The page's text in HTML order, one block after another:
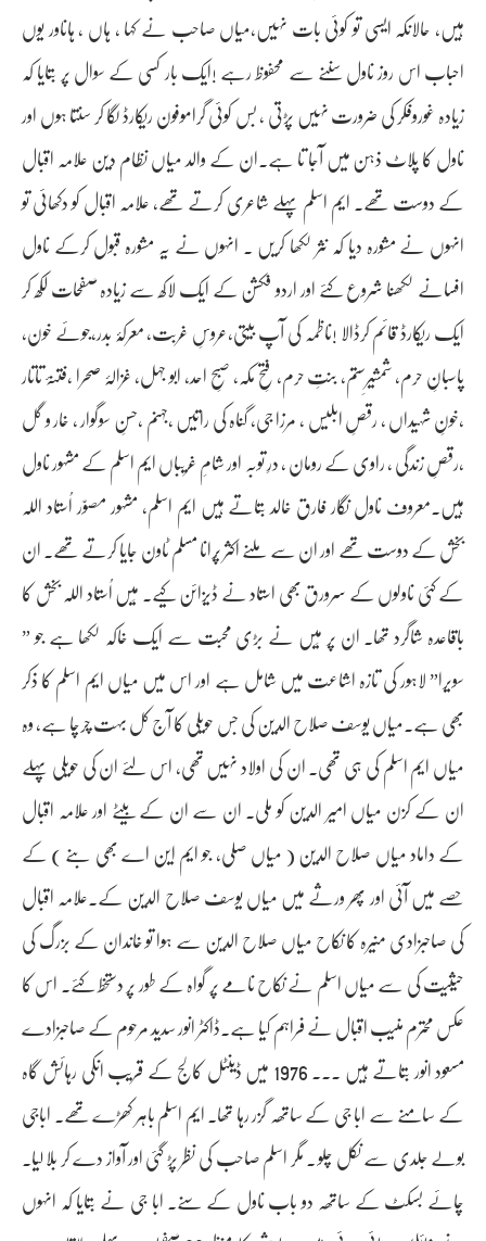
ہیں، حالانکہ ایسی تو کوئی بات نہیں،میاں صاحب نے کہا ، ہاں ، ہاںاور یوں
احباب اس روز ناول سننے سے محفوظ رہے !ایک بار کسی کے سوال پر بتایا کہ
زیادہ غوروفکر کی ضرورت نہیں پڑتی ، بس کوئی گراموفون ریکارڈ لگا کر سنتا ہوں اور
ناول کا پلاٹ ذہن میں آجا تا ہے۔ان کے والد میاں نظام دین علامہ اقبال
کے دوست تھے۔ ایم اسلم پہلے شاعری کرتے تھے، علامہ اقبال کو دکھائی تو
انہوں نے مشورہ دیا کہ نثر لکھا کریں ۔ انہوں نے یہ مشورہ قبول کرکے ناول
افسانے لکھنا شروع کئے اور اردو فکشن کے ایک لاکھ سے زیادہ صفحات لکھ کر
ایک ریکارڈ قائم کرڈالا !ناظمہ کی آپ بیتی،عروسِ غربت، معرکۂ بدر،جوئے خون،
پاسبانِ حرم، شمشیرِستم، بنتِ حرم، فتحِ مکہ، صبحِ احد، ابو جہل، غزالۂ صحرا ،فتنۂ تاتار
،خونِ شہیداں ، رقصِ ابلیس ، مرزا جی، گناہ کی راتیں ،جہنم ،حسنِ سوگوار ، خار و گل
،رقصِ زندگی ، راوی کے رومان ، درِ توبہ اور شامِ غریباں ایم اسلم کے مشہور ناول
ہیں۔معروف ناول نگار فارق خالد بتاتے ہیں ایم اسلم، مشہور مصوّر اُستاد اللہ
بخش کے دوست تھے اور ان سے ملنے اکثر پُرانا مسلم ٹاون جایا کرتے تھے۔ ان
کے کئی ناولوں کے سرورق بھی استاد نے ڈیزائن کیے۔ مَیں اُستاد اللہ بخش کا
باقاعدہ شاگرد تھا۔ ان پر مَیں نے بڑی محبت سے ایک خاکہ لکھا ہے جو ”
سویرا” لاہور کی تازہ اشاعت میں شامل ہے اور اس میں میاں ایم اسلم کا ذکر
بھی ہے۔میاں یوسف صلاح الدین کی جس حویلی کا آج کل بہت چرچا ہے، وہ
میاں ایم اسلم کی ہی تھی۔ ان کی اولاد نہیں تھی، اس لئے ان کی حویلی پہلے
ان کے کزن میاں امیر الدین کو ملی. ان سے ان کے بیٹے اور علامہ اقبال
کے داماد میاں صلاح الدین ( میاں صلی، جو ایم این اے بھی بنے ) کے
حصے میں آئی اور پھر ورثے میں میاں یوسف صلاح الدین کے۔علامہ اقبال
کی صاحبزادی منیرہ کا نکاح میاں صلاح الدین سے ہوا تو خاندان کے بزرگ کی
حیثیت کی سے میاں اسلم نے نکاح نامے پر گواہ کے طور پر دستخط کئے۔ اس کا
عکس محترم منیب اقبال نے فراہم کیا ہے۔ڈاکٹر انور سدید مرحوم کے صاحبزادے
مسعود انور بتاتے ہیں ۔۔۔ 1976 میں ڈینٹل کالج کے قریب انکی رہائش گاہ
کے سامنے سے ابا جی کے ساتھہ گزر رہا تھا۔ ایم اسلم باہر کھڑے تھے۔ اباجی
بولے جلدی سے نکل چلو ۔ مگر اسلم صاحب کی نظر پڑ گئی اور آواز دے کر بلا لیا۔
چائے بسکٹ کے ساتھہ دو باب ناول کے سنے۔ ابا جی نے بتایا کہ انہوں